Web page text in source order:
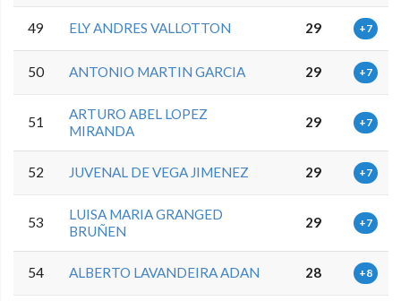
49 ELY ANDRES VALLOTTON 29 +7
50 ANTONIO MARTIN GARCIA 29 +7
51
ARTURO ABEL LOPEZ
MIRANDA
29 +7
52 JUVENAL DE VEGA JIMENEZ 29 +7
53
LUISA MARIA GRANGED
BRUÑEN
29 +7
54 ALBERTO LAVANDEIRA ADAN 28 +8